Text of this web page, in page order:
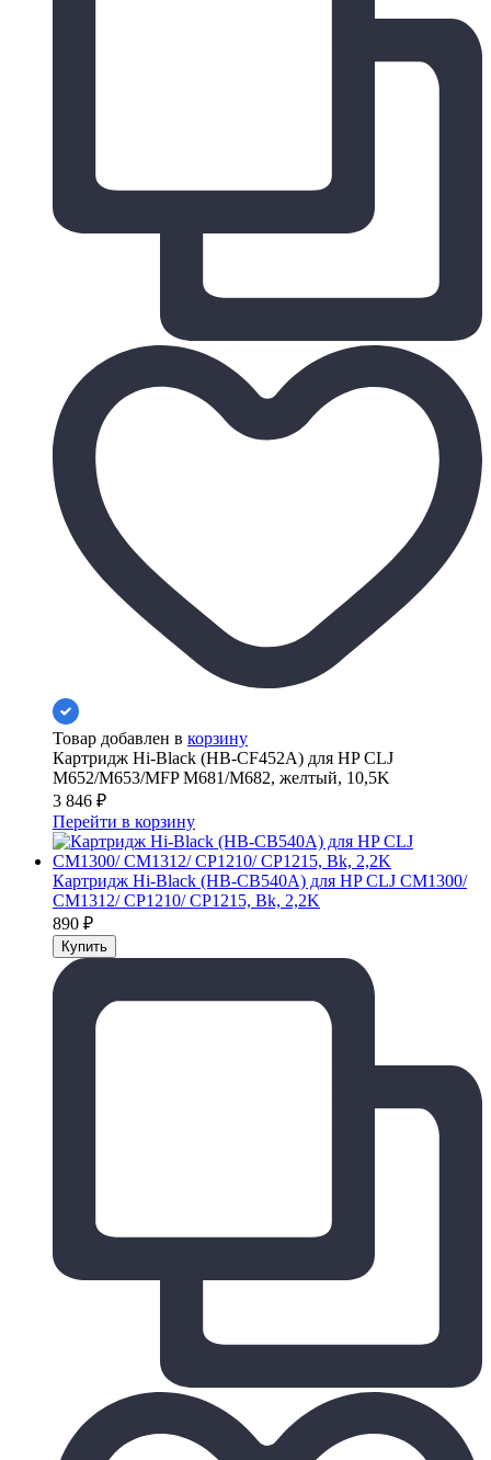
Товар добавлен в корзину
Картридж Hi-Black (HB-CF452A) для HP CLJ
M652/M653/MFP M681/M682, желтый, 10,5K
3 846 ₽
Перейти в корзину
Картридж Hi-Black (HB-CB540A) для HP CLJ CM1300/
CM1312/ CP1210/ CP1215, Bk, 2,2K
890 ₽